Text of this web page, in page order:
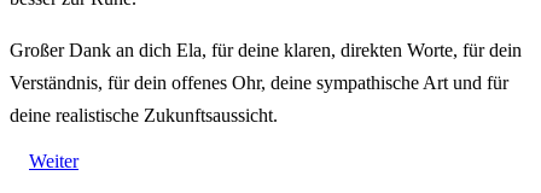
Großer Dank an dich Ela, für deine klaren, direkten Worte, für dein
Verständnis, für dein offenes Ohr, deine sympathische Art und für
deine realistische Zukunftsaussicht.
Weiter